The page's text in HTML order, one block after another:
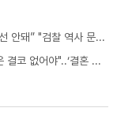
홍준표, 한동훈 향해 “싸구려 검사 설치는 세상 되어선 안돼” "검찰 역사 문 닫게 원인 제공한 원흉"
이재명 대통령 "국가 정책 때문에 결혼 망설이는 일은 결코 없어야"..‘결혼 페널티’ 제도 상 불이익 면밀히 조사 지시